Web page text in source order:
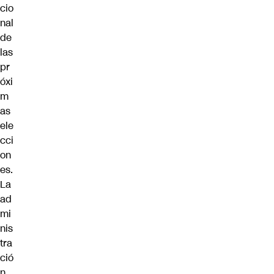
cio
nal
de
las
pr
óxi
m
as
ele
cci
on
es.
La
ad
mi
nis
tra
ció